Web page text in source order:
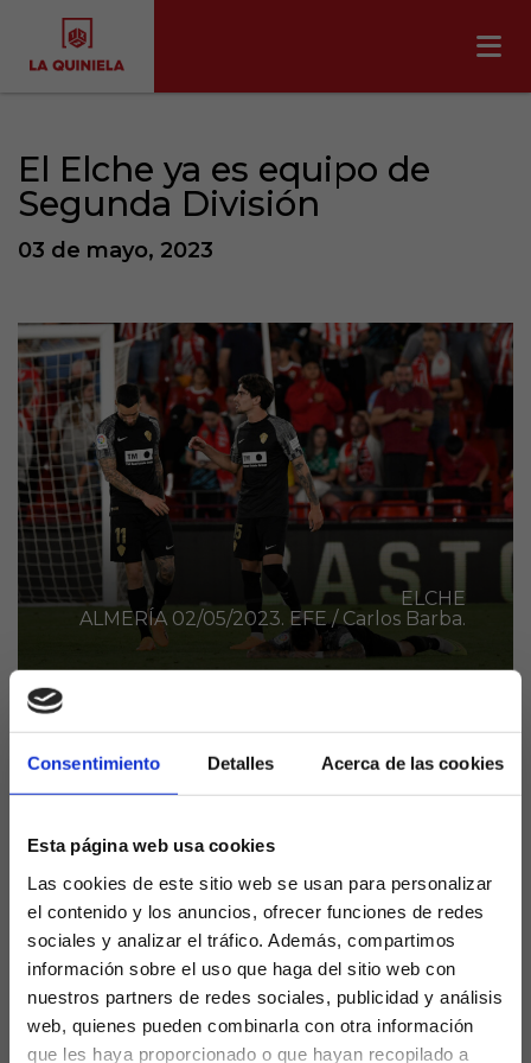
Consentimiento Detalles Acerca de las cookies
Esta página web usa cookies
Las cookies de este sitio web se usan para personalizar
el contenido y los anuncios, ofrecer funciones de redes
sociales y analizar el tráfico. Además, compartimos
información sobre el uso que haga del sitio web con
nuestros partners de redes sociales, publicidad y análisis
web, quienes pueden combinarla con otra información
que les haya proporcionado o que hayan recopilado a
El Elche ya es equipo de
Segunda División
03 de mayo, 2023
ELCHE
ALMERÍA 02/05/2023. EFE / Carlos Barba.
primeros duelos de este pasado martes, en uno de
conjunto franjiverde confirma su descenso de
categoría.
El conjunto alicantino nunca estuvo cerca de la
permanencia y es que los resultados no
acompañaron con ninguno de los técnicos de los
seis preparadores que han pasado este curso por el
banquillo hasta llegar a Beccacece.